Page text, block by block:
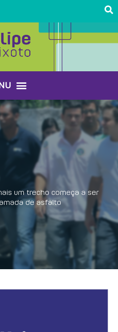
um trecho começa a ser
de asfalto